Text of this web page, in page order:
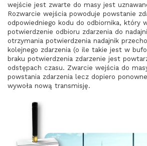
wejście jest zwarte do masy jest
Rozwarcie wejścia powoduje powstanie
odpowiedniego kodu do odbiornika, który
potwierdzenie odbioru zdarzenia do
otrzymania potwierdzenia nadajnik
kolejnego zdarzenia (o ile takie jest w
braku potwierdzenia zdarzenie jest
odstępach czasu. Zwarcie wejścia do
powstania zdarzenia lecz dopiero
wywoła nową transmisję.